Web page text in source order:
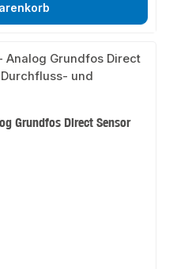
Grundfos Direct Sensor